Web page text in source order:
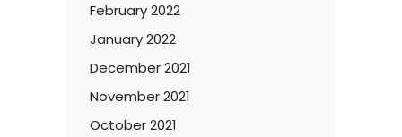
February 2022
January 2022
December 2021
November 2021
October 2021